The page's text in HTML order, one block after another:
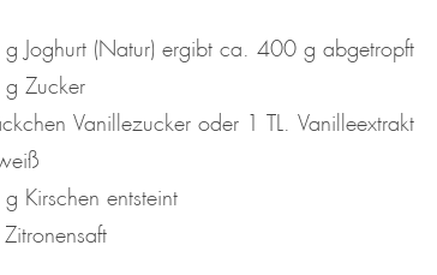
Joghurt (Natur) ergibt ca. 400 g abgetropft
Zucker
Vanillezucker oder 1 TL. Vanilleextrakt
Kirschen entsteint
Zitronensaft